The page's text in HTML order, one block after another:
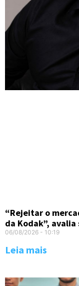
“Rejeitar o
da Kodak”, avalia
06/08/2026 10:19
Leia mais